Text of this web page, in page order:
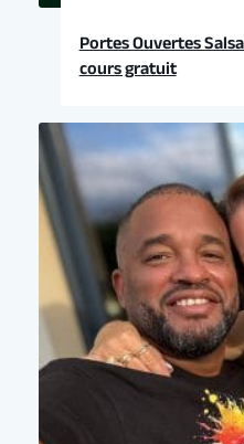
Portes Ouvertes
cours gratuit